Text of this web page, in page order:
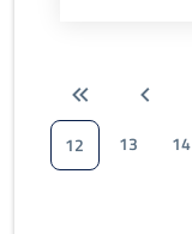
12
13 14